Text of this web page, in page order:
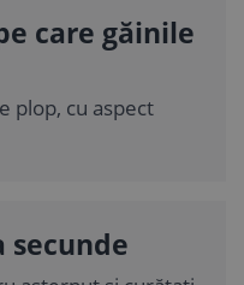
care găinile
plop, cu aspect
secunde